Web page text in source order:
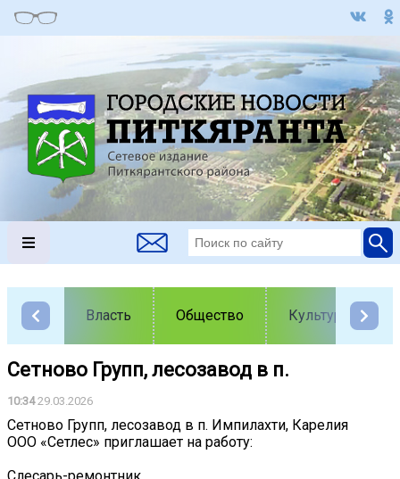
Власть Общество Культура
Сетново Групп, лесозавод в п.
10:3429.03.2026
Сетново Групп, лесозавод в п. Импилахти, Карелия
ООО «Сетлес» приглашает на работу: